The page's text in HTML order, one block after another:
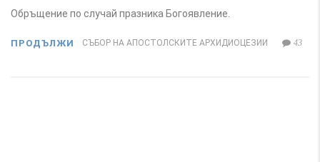
Обръщение по случай празника Богоявление.
СЪБОР НА АПОСТОЛСКИТЕ АРХИДИОЦЕЗИИ 43
ПРОДЪЛЖИ